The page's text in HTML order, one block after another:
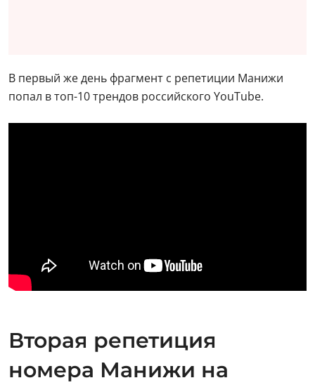
В первый же день фрагмент с репетиции Манижи
попал в топ-10 трендов российского YouTube.
Вторая репетиция
номера Манижи на